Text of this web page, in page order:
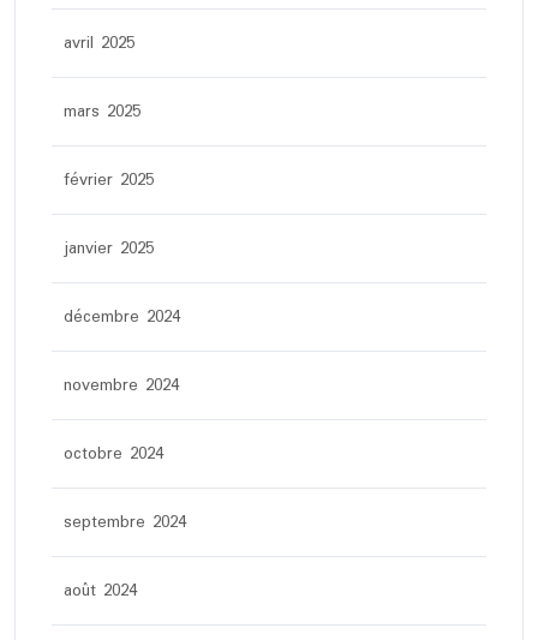
avril 2025
mars 2025
février 2025
janvier 2025
décembre 2024
novembre 2024
octobre 2024
septembre 2024
août 2024